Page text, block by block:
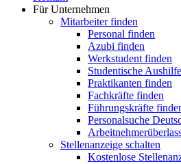
Für Unternehmen
Mitarbeiter finden
Personal finden
Azubi finden
Werkstudent finden
Studentische
Praktikanten finden
Fachkräfte finden
Führungskräfte
Personalsuche
Stellenanzeige schalten
Kostenlose